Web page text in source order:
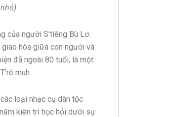
của người S’tiêng Bù Lơ.
hòa giữa con người và
đã ngoài 80 tuổi, là một
muh.
loại nhạc cụ dân tộc
năm kiên trì học hỏi dưới sự